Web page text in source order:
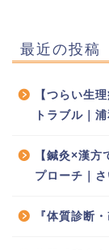
最近の投稿
【つらい生
トラブル｜
【鍼灸×漢
プローチ｜
『体質診断